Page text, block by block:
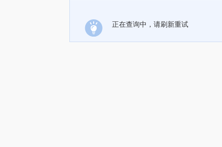
正在查询中，请刷新重试